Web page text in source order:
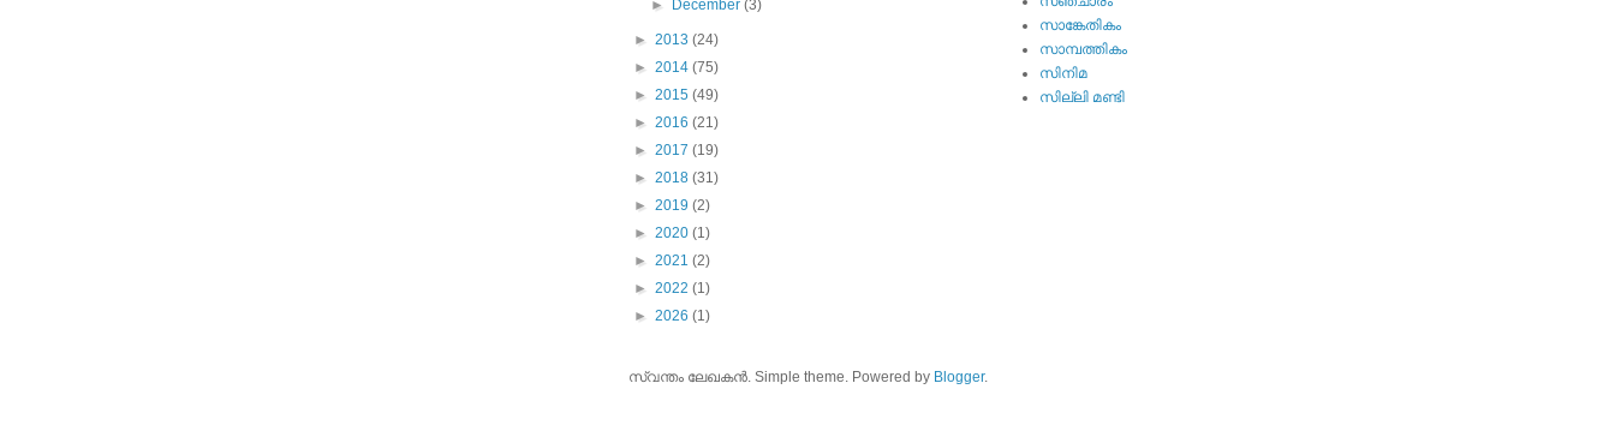
► December(3)
► 2013 (24)
► 2014 (75)
► 2015 (49)
► 2016 (21)
► 2017 (19)
► 2018 (31)
► 2019 (2)
► 2020 (1)
► 2021 (2)
► 2022 (1)
► 2026 (1)
സാങ്കേതികം
സാമ്പത്തികം
സിനിമ
സില്ലി മണ്ടി
സ്വന്തം ലേഖകന്‍. Simple theme. Powered by Blogger.